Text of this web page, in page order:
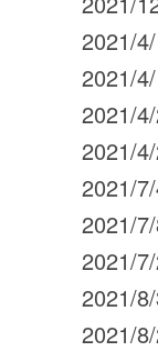
2021/
2021/
2021/
2021/
2021/
2021/
2021/
2021/
2021/